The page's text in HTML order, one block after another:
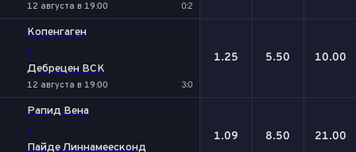
12 августа в 19:00 0:2
Копенгаген
-
Дебрецен ВСК
12 августа в 19:00 3:0
1.25 5.50 10.00
Рапид Вена
-
Пайде Линнамеесконд
1.09 8.50 21.00